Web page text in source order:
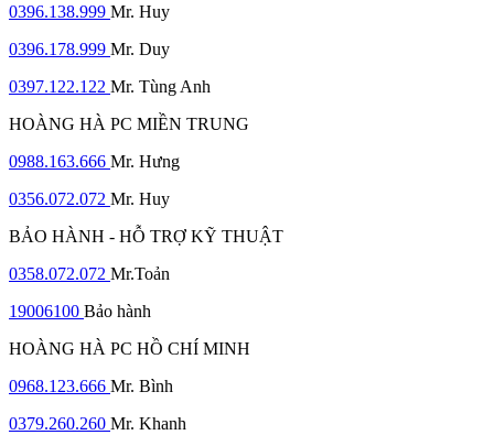
0396.138.999 Mr. Huy
0396.178.999 Mr. Duy
0397.122.122 Mr. Tùng Anh
HOÀNG HÀ PC MIỀN TRUNG
0988.163.666 Mr. Hưng
0356.072.072 Mr. Huy
BẢO HÀNH - HỖ TRỢ KỸ THUẬT
0358.072.072 Mr.Toản
19006100 Bảo hành
HOÀNG HÀ PC HỒ CHÍ MINH
0968.123.666 Mr. Bình
0379.260.260 Mr. Khanh